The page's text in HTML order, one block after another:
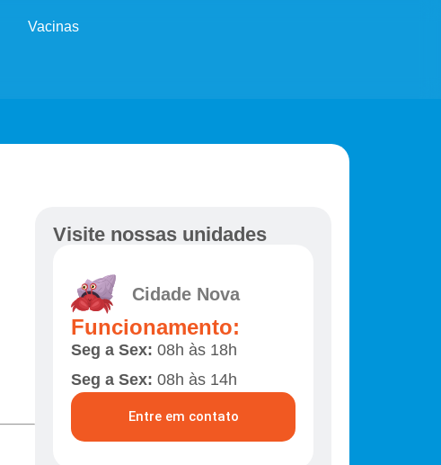
Vacinas
Visite nossas unidades
Cidade Nova
Funcionamento:
Seg a Sex: 08h às 18h
Seg a Sex: 08h às 14h
Entre em contato